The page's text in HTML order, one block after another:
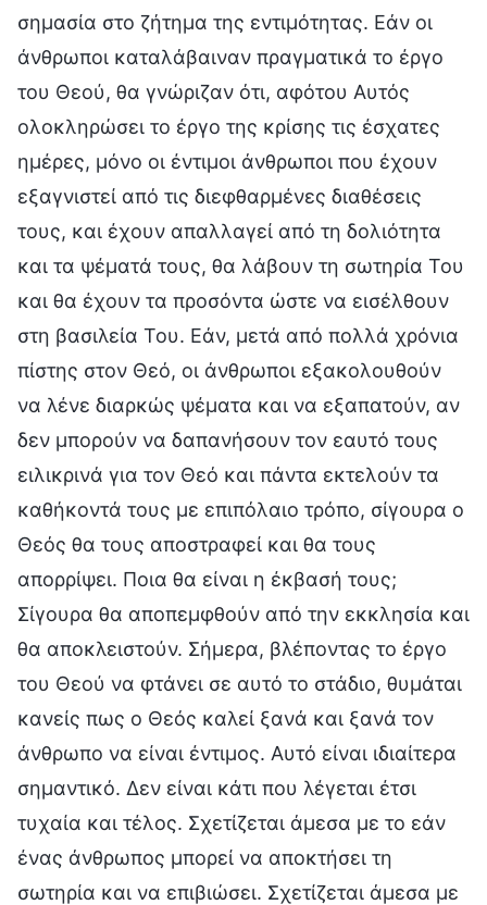
σημασία στο ζήτημα της εντιμότητας. Εάν οι
άνθρωποι καταλάβαιναν πραγματικά το έργο
του Θεού, θα γνώριζαν ότι, αφότου Αυτός
ολοκληρώσει το έργο της κρίσης τις έσχατες
ημέρες, μόνο οι έντιμοι άνθρωποι που έχουν
εξαγνιστεί από τις διεφθαρμένες διαθέσεις
τους, και έχουν απαλλαγεί από τη δολιότητα
και τα ψέματά τους, θα λάβουν τη σωτηρία Του
και θα έχουν τα προσόντα ώστε να εισέλθουν
στη βασιλεία Του. Εάν, μετά από πολλά χρόνια
πίστης στον Θεό, οι άνθρωποι εξακολουθούν
να λένε διαρκώς ψέματα και να εξαπατούν, αν
δεν μπορούν να δαπανήσουν τον εαυτό τους
ειλικρινά για τον Θεό και πάντα εκτελούν τα
καθήκοντά τους με επιπόλαιο τρόπο, σίγουρα ο
Θεός θα τους αποστραφεί και θα τους
απορρίψει. Ποια θα είναι η έκβασή τους;
Σίγουρα θα αποπεμφθούν από την εκκλησία και
θα αποκλειστούν. Σήμερα, βλέποντας το έργο
του Θεού να φτάνει σε αυτό το στάδιο, θυμάται
κανείς πως ο Θεός καλεί ξανά και ξανά τον
άνθρωπο να είναι έντιμος. Αυτό είναι ιδιαίτερα
σημαντικό. Δεν είναι κάτι που λέγεται έτσι
τυχαία και τέλος. Σχετίζεται άμεσα με το εάν
ένας άνθρωπος μπορεί να αποκτήσει τη
σωτηρία και να επιβιώσει. Σχετίζεται άμεσα με